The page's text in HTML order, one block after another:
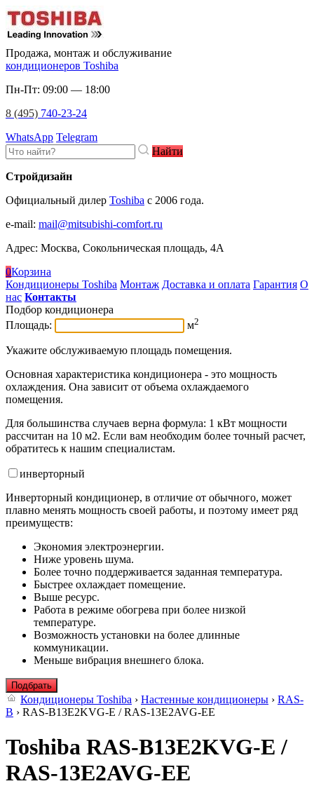
Продажа, монтаж и обслуживание
кондиционеров Toshiba
Пн-Пт: 09:00 — 18:00
8 (495) 740-23-24
WhatsApp Telegram
Найти
Стройдизайн
Официальный дилер Toshiba c 2006 года.
e-mail: mail@mitsubishi-comfort.ru
Адрес: Москва, Сокольническая площадь, 4А
0Корзина
Кондиционеры Toshiba Монтаж Доставка и оплата Гарантия О
нас Контакты
Подбор кондиционера
Площадь:
м2
Укажите обслуживаемую площадь помещения.
Основная характеристика кондиционера - это мощность
охлаждения. Она зависит от объема охлаждаемого
помещения.
Для большинства случаев верна формула: 1 кВт мощности
рассчитан на 10 м2. Если вам необходим более точный расчет,
обратитесь к нашим специалистам.
инверторный
Инверторный кондиционер, в отличие от обычного, может
плавно менять мощность своей работы, и поэтому имеет ряд
преимуществ:
Экономия электроэнергии.
Ниже уровень шума.
Более точно поддерживается заданная температура.
Быстрее охлаждает помещение.
Выше ресурс.
Работа в режиме обогрева при более низкой
температуре.
Возможность установки на более длинные
коммуникации.
Меньше вибрация внешнего блока.
Подбрать
Кондиционеры Toshiba › Настенные кондиционеры › RAS-
B › RAS-B13E2KVG-E / RAS-13E2AVG-EE
Toshiba RAS-B13E2KVG-E /
RAS-13E2AVG-EE